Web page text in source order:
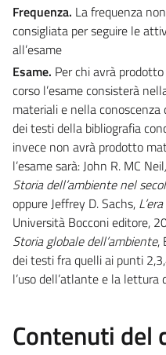
Frequenza. La frequenza
consigliata per seguire le
all’esame
Esame. Per chi avrà
corso l’esame consisterà
materiali e nella
dei testi della bibliografia
invece non avrà prodotto
l’esame sarà: John R. MC Neil
Storia dell’ambiente nel
oppure Jeffrey D. Sachs,
Università Bocconi editore,
Storia globale dell’ambiente,
dei testi fra quelli ai punti
l’uso dell’atlante e la
Contenuti del